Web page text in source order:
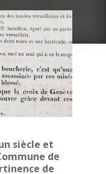
siècle et
de
de